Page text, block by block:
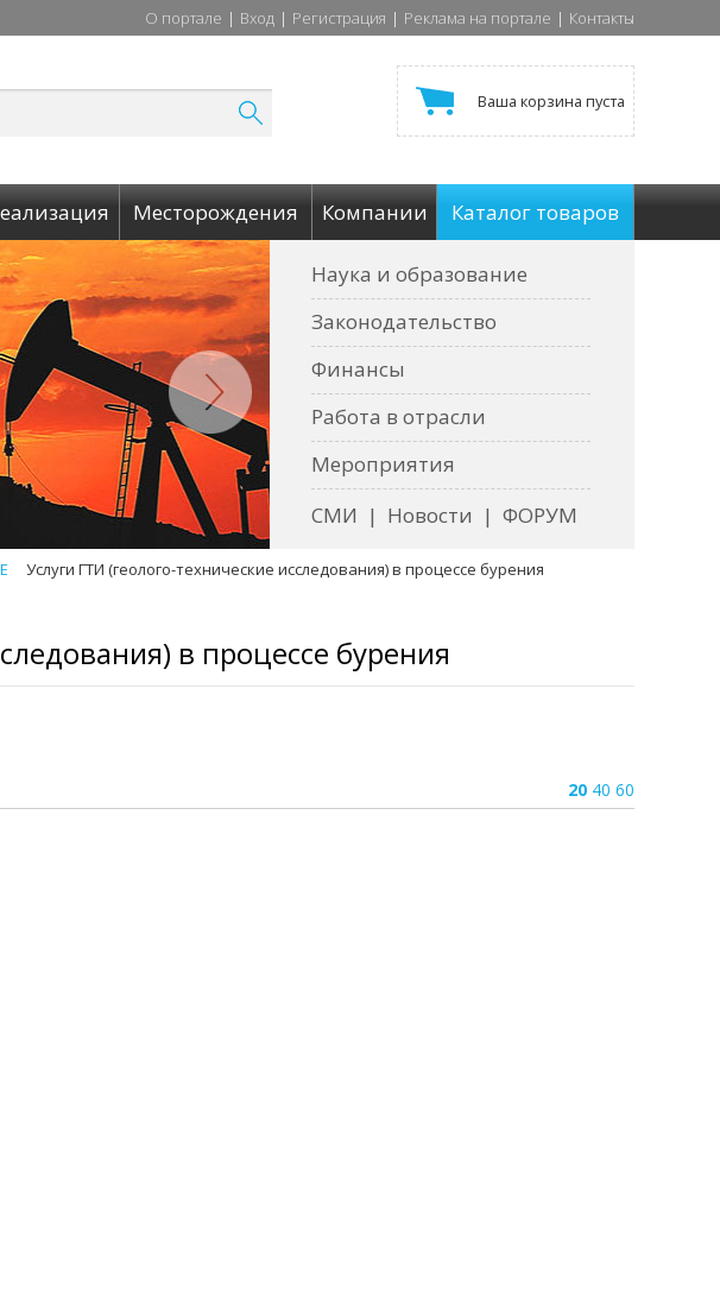
О портале | Вход | Регистрация | Реклама на портале | Контакты
Ваша корзина пуста
Месторождения Компании Каталог товаров
Наука и образование
Законодательство
Финансы
Работа в отрасли
Мероприятия
СМИ | Новости | ФОРУМ
Услуги ГТИ (геолого-технические исследования) в процессе бурения
в процессе бурения
20 40 60